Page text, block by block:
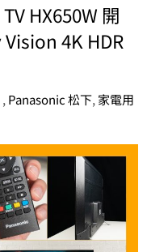
HX650W 開
4K HDR
, Panasonic 松下, 家電用